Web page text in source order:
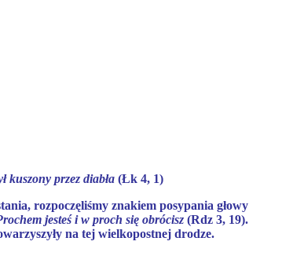
kuszony przez diabła (Łk 4, 1)
rozpoczęliśmy znakiem posypania głowy
jesteś i w proch się obrócisz (Rdz 3, 19).
na tej wielkopostnej drodze.